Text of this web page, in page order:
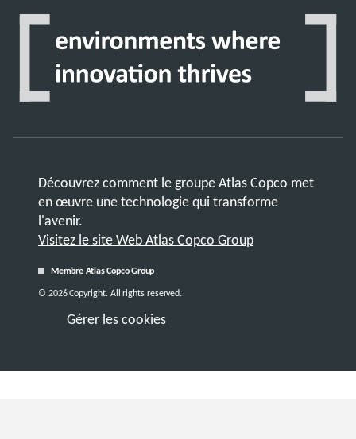
Découvrez comment le groupe Atlas Copco met
en œuvre une technologie qui transforme
l'avenir.
Visitez le site Web Atlas Copco Group
Membre Atlas Copco Group
Gérer les cookies
© 2026 Copyright. All rights reserved.